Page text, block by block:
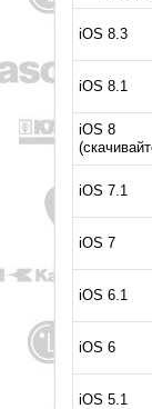
iOS 8.3
iOS 8.1
iOS 8
iOS 7.1
iOS 7
iOS 6.1
iOS 6
iOS 5.1